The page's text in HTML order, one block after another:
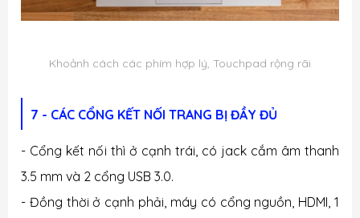
Khoảnh cách các phím hợp lý, Touchpad rộng rãi
7 - CÁC CỔNG KẾT NỐI TRANG BỊ ĐẦY ĐỦ
- Cổng kết nối thì ở cạnh trái, có jack cắm âm thanh
3.5 mm và 2 cổng USB 3.0.
- Đồng thời ở cạnh phải, máy có cổng nguồn, HDMI, 1